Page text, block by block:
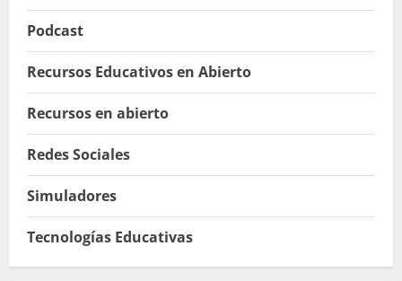
Podcast
Recursos Educativos en Abierto
Recursos en abierto
Redes Sociales
Simuladores
Tecnologías Educativas